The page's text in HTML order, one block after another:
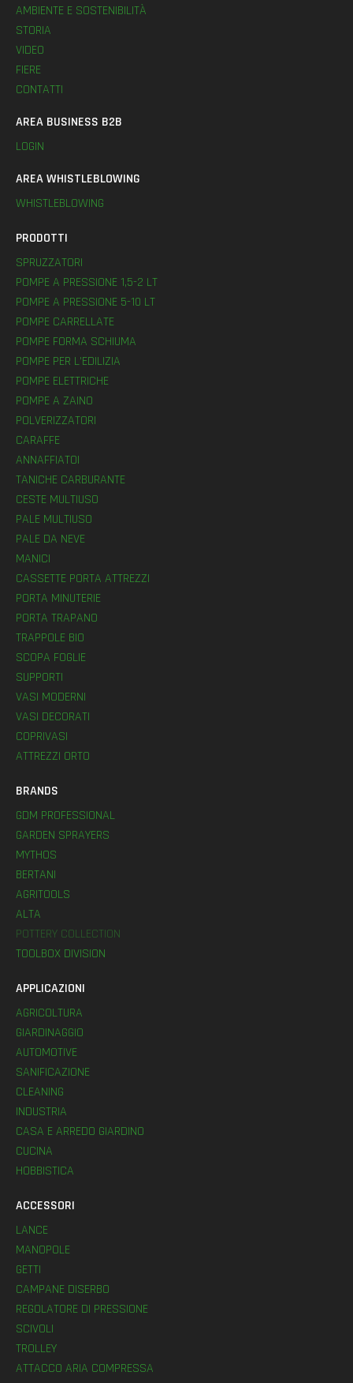
AMBIENTE E SOSTENIBILITÀ
STORIA
VIDEO
FIERE
CONTATTI
AREA BUSINESS B2B
LOGIN
AREA WHISTLEBLOWING
WHISTLEBLOWING
PRODOTTI
SPRUZZATORI
POMPE A PRESSIONE 1,5-2 LT
POMPE A PRESSIONE 5-10 LT
POMPE CARRELLATE
POMPE FORMA SCHIUMA
POMPE PER L’EDILIZIA
POMPE ELETTRICHE
POMPE A ZAINO
POLVERIZZATORI
CARAFFE
ANNAFFIATOI
TANICHE CARBURANTE
CESTE MULTIUSO
PALE MULTIUSO
PALE DA NEVE
MANICI
CASSETTE PORTA ATTREZZI
PORTA MINUTERIE
PORTA TRAPANO
TRAPPOLE BIO
SCOPA FOGLIE
SUPPORTI
VASI MODERNI
VASI DECORATI
COPRIVASI
ATTREZZI ORTO
BRANDS
GDM PROFESSIONAL
GARDEN SPRAYERS
MYTHOS
BERTANI
AGRITOOLS
ALTA
POTTERY COLLECTION
TOOLBOX DIVISION
APPLICAZIONI
AGRICOLTURA
GIARDINAGGIO
AUTOMOTIVE
SANIFICAZIONE
CLEANING
INDUSTRIA
CASA E ARREDO GIARDINO
CUCINA
HOBBISTICA
ACCESSORI
LANCE
MANOPOLE
GETTI
CAMPANE DISERBO
REGOLATORE DI PRESSIONE
SCIVOLI
TROLLEY
ATTACCO ARIA COMPRESSA